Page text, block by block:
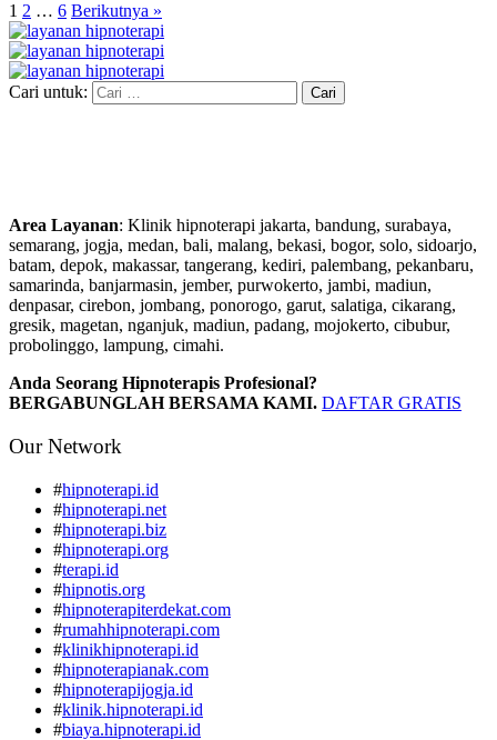
1 2 … 6 Berikutnya »
Cari untuk:
Area Layanan: Klinik hipnoterapi jakarta, bandung, surabaya,
semarang, jogja, medan, bali, malang, bekasi, bogor, solo, sidoarjo,
batam, depok, makassar, tangerang, kediri, palembang, pekanbaru,
samarinda, banjarmasin, jember, purwokerto, jambi, madiun,
denpasar, cirebon, jombang, ponorogo, garut, salatiga, cikarang,
gresik, magetan, nganjuk, madiun, padang, mojokerto, cibubur,
probolinggo, lampung, cimahi.
Anda Seorang Hipnoterapis Profesional?
BERGABUNGLAH BERSAMA KAMI. DAFTAR GRATIS
Our Network
#hipnoterapi.id
#hipnoterapi.net
#hipnoterapi.biz
#hipnoterapi.org
#terapi.id
#hipnotis.org
#hipnoterapiterdekat.com
#rumahhipnoterapi.com
#klinikhipnoterapi.id
#hipnoterapianak.com
#hipnoterapijogja.id
#klinik.hipnoterapi.id
#biaya.hipnoterapi.id